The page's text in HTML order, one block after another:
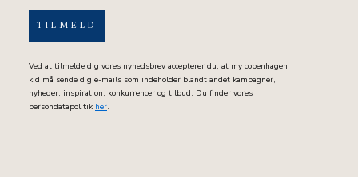
TILMELD
Ved at tilmelde dig vores nyhedsbrev accepterer du, at my copenhagen
kid må sende dig e-mails som indeholder blandt andet kampagner,
nyheder, inspiration, konkurrencer og tilbud. Du finder vores
persondatapolitik her.